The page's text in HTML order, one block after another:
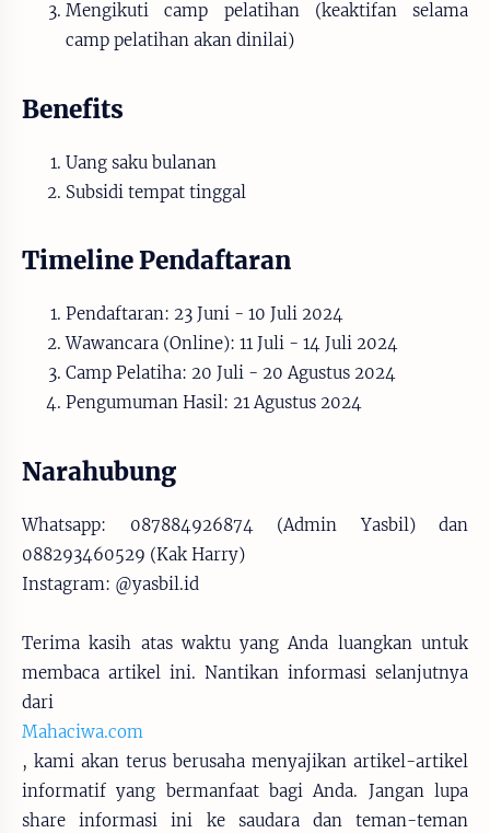
Mengikuti camp pelatihan (keaktifan selama
camp pelatihan akan dinilai)
Benefits
Uang saku bulanan
Subsidi tempat tinggal
Timeline Pendaftaran
Pendaftaran: 23 Juni - 10 Juli 2024
Wawancara (Online): 11 Juli - 14 Juli 2024
Camp Pelatiha: 20 Juli - 20 Agustus 2024
Pengumuman Hasil: 21 Agustus 2024
Narahubung
Whatsapp: 087884926874 (Admin Yasbil) dan
088293460529 (Kak Harry)
Instagram: @yasbil.id
Terima kasih atas waktu yang Anda luangkan untuk
membaca artikel ini. Nantikan informasi selanjutnya
dari
Mahaciwa.com
, kami akan terus berusaha menyajikan artikel-artikel
informatif yang bermanfaat bagi Anda. Jangan lupa
share informasi ini ke saudara dan teman-teman